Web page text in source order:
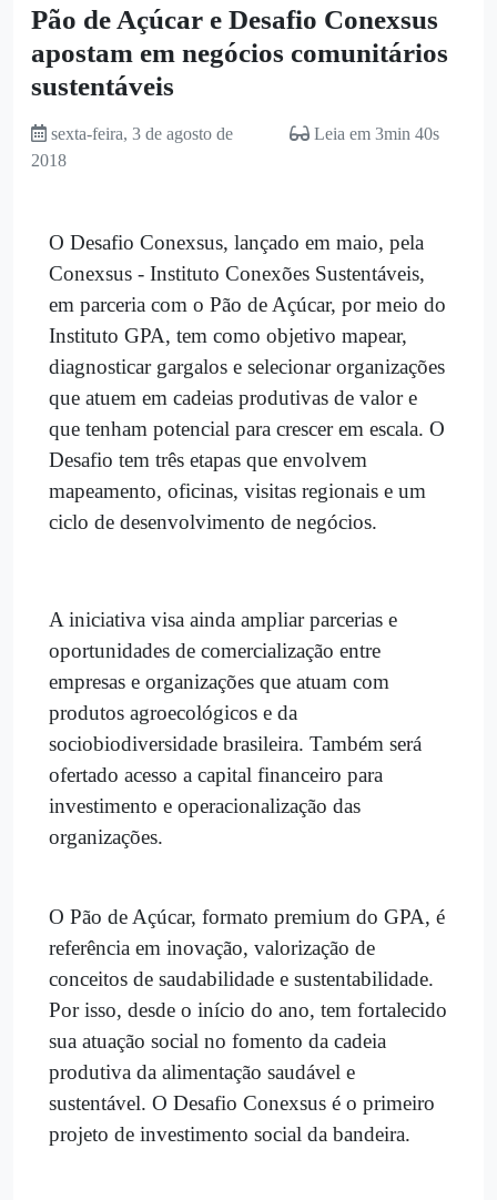
Pão de Açúcar e Desafio Conexsus
apostam em negócios comunitários
sustentáveis
sexta-feira, 3 de agosto de
2018
Leia em 3min 40s
O Desafio Conexsus, lançado em maio, pela
Conexsus - Instituto Conexões Sustentáveis,
em parceria com o Pão de Açúcar, por meio do
Instituto GPA, tem como objetivo mapear,
diagnosticar gargalos e selecionar organizações
que atuem em cadeias produtivas de valor e
que tenham potencial para crescer em escala. O
Desafio tem três etapas que envolvem
mapeamento, oficinas, visitas regionais e um
ciclo de desenvolvimento de negócios.
A iniciativa visa ainda ampliar parcerias e
oportunidades de comercialização entre
empresas e organizações que atuam com
produtos agroecológicos e da
sociobiodiversidade brasileira. Também será
ofertado acesso a capital financeiro para
investimento e operacionalização das
organizações.
O Pão de Açúcar, formato premium do GPA, é
referência em inovação, valorização de
conceitos de saudabilidade e sustentabilidade.
Por isso, desde o início do ano, tem fortalecido
sua atuação social no fomento da cadeia
produtiva da alimentação saudável e
sustentável. O Desafio Conexsus é o primeiro
projeto de investimento social da bandeira.